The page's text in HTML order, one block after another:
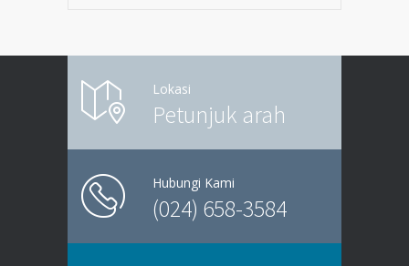
Lokasi
Petunjuk arah
Hubungi Kami
(024) 658-3584